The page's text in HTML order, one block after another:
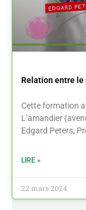
Relation entre le
Cette formation
L’amandier
Edgard Peters,
LIRE »
22 mars 2024